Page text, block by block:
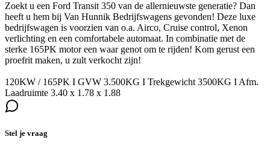
Zoekt u een Ford Transit 350 van de allernieuwste generatie? Dan
heeft u hem bij Van Hunnik Bedrijfswagens gevonden! Deze luxe
bedrijfswagen is voorzien van o.a. Airco, Cruise control, Xenon
verlichting en een comfortabele automaat. In combinatie met de
sterke 165PK motor een waar genot om te rijden! Kom gerust een
proefrit maken, u zult verkocht zijn!
120KW / 165PK I GVW 3.500KG I Trekgewicht 3500KG I Afm.
Laadruimte 3.40 x 1.78 x 1.88
Stel je vraag